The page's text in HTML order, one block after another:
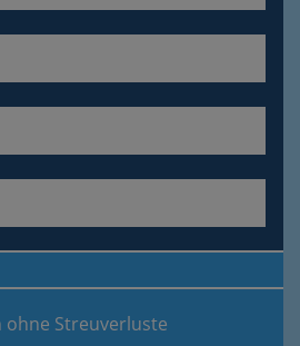
ohne Streuverluste